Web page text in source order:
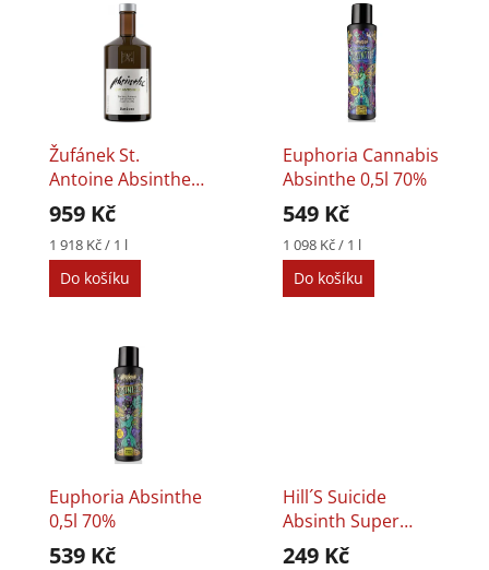
Žufánek St.
Antoine Absinthe
0,5l 70%
959 Kč
Měrná
cena:
1 918 Kč / 1 l
Do košíku
Euphoria Cannabis
Absinthe 0,5l 70%
549 Kč
Měrná
cena:
1 098 Kč / 1 l
Do košíku
Euphoria Absinthe
0,5l 70%
539 Kč
Hill´s Suicide
Absinth Super
Strong Cannabis
249 Kč